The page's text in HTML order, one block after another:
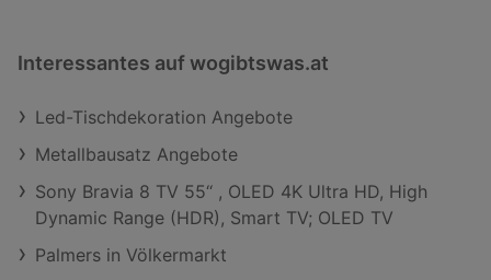
Interessantes auf wogibtswas.at
Led-Tischdekoration Angebote
Metallbausatz Angebote
Sony Bravia 8 TV 55‘‘ , OLED 4K Ultra HD, High
Dynamic Range (HDR), Smart TV; OLED TV
Palmers in Völkermarkt